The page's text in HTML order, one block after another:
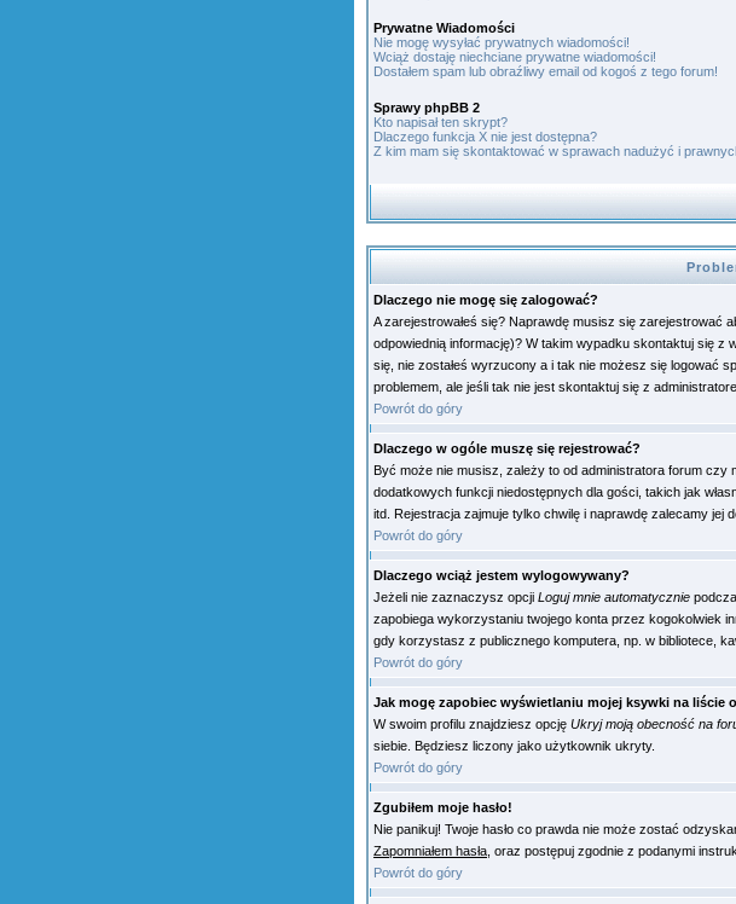
Prywatne Wiadomości
Nie mogę wysyłać prywatnych wiadomości!
Wciąż dostaję niechciane prywatne wiadomości!
Dostałem spam lub obraźliwy email od kogoś z tego forum!
Sprawy phpBB 2
Kto napisał ten skrypt?
Dlaczego funkcja X nie jest dostępna?
Z kim mam się skontaktować w sprawach nadużyć i
Dlaczego nie mogę się zalogować?
A zarejestrowałeś się? Naprawdę musisz się zarejestrować
odpowiednią informację)? W takim wypadku skontaktuj się z
się, nie zostałeś wyrzucony a i tak nie możesz się logować
problemem, ale jeśli tak nie jest skontaktuj się z
Powrót do góry
Dlaczego w ogóle muszę się rejestrować?
Być może nie musisz, zależy to od administratora forum
dodatkowych funkcji niedostępnych dla gości, takich jak
itd. Rejestracja zajmuje tylko chwilę i naprawdę zalecamy jej
Powrót do góry
Dlaczego wciąż jestem wylogowywany?
Jeżeli nie zaznaczysz opcji Loguj mnie automatycznie
zapobiega wykorzystaniu twojego konta przez kogokolwiek
gdy korzystasz z publicznego komputera, np. w bibliotece,
Powrót do góry
Jak mogę zapobiec wyświetlaniu mojej ksywki na liście
W swoim profilu znajdziesz opcję Ukryj moją obecność na
siebie. Będziesz liczony jako użytkownik ukryty.
Powrót do góry
Zgubiłem moje hasło!
Nie panikuj! Twoje hasło co prawda nie może zostać
Zapomniałem hasła , oraz postępuj zgodnie z podanymi
Powrót do góry